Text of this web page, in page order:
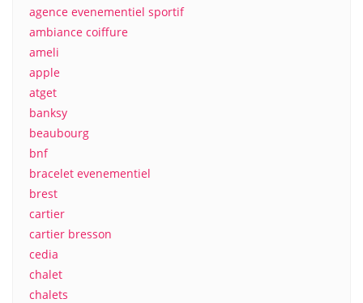
agence evenementiel sportif
ambiance coiffure
ameli
apple
atget
banksy
beaubourg
bnf
bracelet evenementiel
brest
cartier
cartier bresson
cedia
chalet
chalets